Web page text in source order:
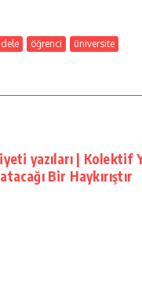
öğrenci üniversite
yazıları | Kolektif
Bir Haykırıştır